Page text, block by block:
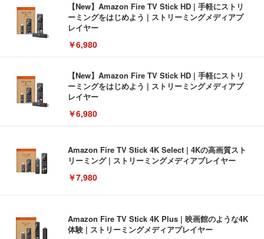
【New】Amazon Fire TV Stick HD | 手軽にストリ
ーミングをはじめよう | ストリーミングメディアプ
レイヤー
￥6,980
【New】Amazon Fire TV Stick HD | 手軽にストリ
ーミングをはじめよう | ストリーミングメディアプ
レイヤー
￥6,980
Amazon Fire TV Stick 4K Select | 4Kの高画質スト
リーミング | ストリーミングメディアプレイヤー
￥7,980
Amazon Fire TV Stick 4K Plus | 映画館のような4K
体験 | ストリーミングメディアプレイヤー